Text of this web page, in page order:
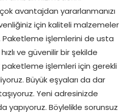
avantajdan yararlanmanızı
için kaliteli malzemeler
Paketleme işlemlerini de usta
ve güvenilir bir şekilde
işlemleri için gerekli
Büyük eşyaları da dar
Yeni adresinizde
yapıyoruz. Böylelikle sorunsuz